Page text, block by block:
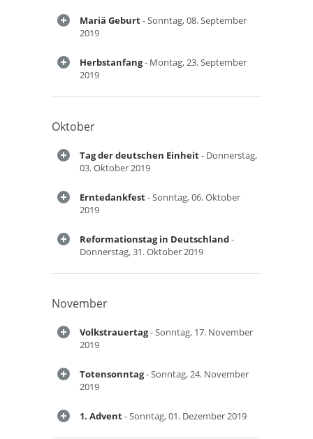
Mariä Geburt- Sonntag, 08. September
2019
Herbstanfang- Montag, 23. September
2019
Oktober
Tag der deutschen Einheit- Donnerstag,
03. Oktober 2019
Erntedankfest- Sonntag, 06. Oktober
2019
Reformationstag in Deutschland-
Donnerstag, 31. Oktober 2019
November
Volkstrauertag- Sonntag, 17. November
2019
Totensonntag- Sonntag, 24. November
2019
1. Advent- Sonntag, 01. Dezember 2019